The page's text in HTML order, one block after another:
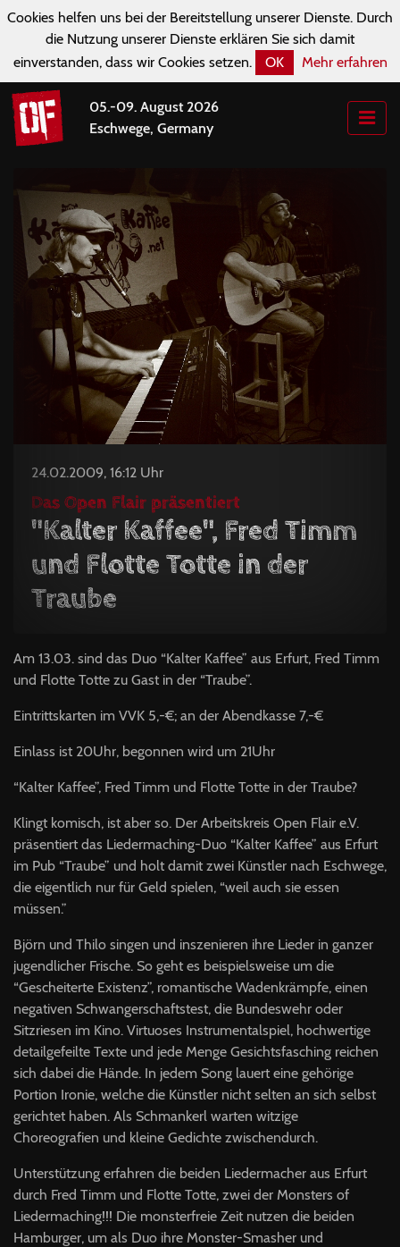
Cookies helfen uns bei der Bereitstellung unserer Dienste. Durch
die Nutzung unserer Dienste erklären Sie sich damit
einverstanden, dass wir Cookies setzen.
OK Mehr erfahren
05.-09. August 2026
Eschwege, Germany
24.02.2009, 16:12 Uhr
Das Open Flair präsentiert
"Kalter Kaffee", Fred Timm
und Flotte Totte in der
Traube
Am 13.03. sind das Duo “Kalter Kaffee” aus Erfurt, Fred Timm
und Flotte Totte zu Gast in der “Traube”.
Eintrittskarten im VVK 5,-€; an der Abendkasse 7,-€
Einlass ist 20Uhr, begonnen wird um 21Uhr
“Kalter Kaffee”, Fred Timm und Flotte Totte in der Traube?
Klingt komisch, ist aber so. Der Arbeitskreis Open Flair e.V.
präsentiert das Liedermaching-Duo “Kalter Kaffee” aus Erfurt
im Pub “Traube” und holt damit zwei Künstler nach Eschwege,
die eigentlich nur für Geld spielen, “weil auch sie essen
müssen.”
Björn und Thilo singen und inszenieren ihre Lieder in ganzer
jugendlicher Frische. So geht es beispielsweise um die
“Gescheiterte Existenz”, romantische Wadenkrämpfe, einen
negativen Schwangerschaftstest, die Bundeswehr oder
Sitzriesen im Kino. Virtuoses Instrumentalspiel, hochwertige
detailgefeilte Texte und jede Menge Gesichtsfasching reichen
sich dabei die Hände. In jedem Song lauert eine gehörige
Portion Ironie, welche die Künstler nicht selten an sich selbst
gerichtet haben. Als Schmankerl warten witzige
Choreografien und kleine Gedichte zwischendurch.
Unterstützung erfahren die beiden Liedermacher aus Erfurt
durch Fred Timm und Flotte Totte, zwei der Monsters of
Liedermaching!!! Die monsterfreie Zeit nutzen die beiden
Hamburger, um als Duo ihre Monster-Smasher und